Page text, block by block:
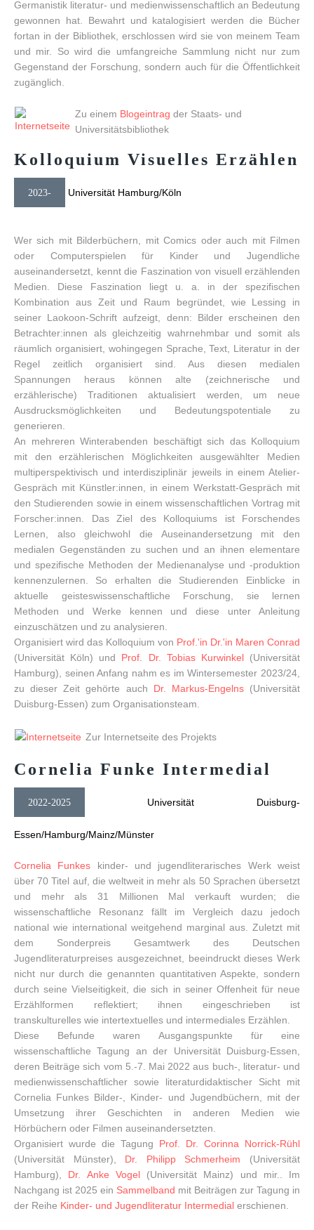
Germanistik literatur- und medienwissenschaftlich an Bedeutung
gewonnen hat. Bewahrt und katalogisiert werden die Bücher
fortan in der Bibliothek, erschlossen wird sie von meinem Team
und mir. So wird die umfangreiche Sammlung nicht nur zum
Gegenstand der Forschung, sondern auch für die Öffentlichkeit
zugänglich.
Zu einem Blogeintrag der Staats- und
Universitätsbibliothek
Kolloquium Visuelles Erzählen
2023- Universität Hamburg/Köln
Wer sich mit Bilderbüchern, mit Comics oder auch mit Filmen
oder Computerspielen für Kinder und Jugendliche
auseinandersetzt, kennt die Faszination von visuell erzählenden
Medien. Diese Faszination liegt u. a. in der spezifischen
Kombination aus Zeit und Raum begründet, wie Lessing in
seiner Laokoon-Schrift aufzeigt, denn: Bilder erscheinen den
Betrachter:innen als gleichzeitig wahrnehmbar und somit als
räumlich organisiert, wohingegen Sprache, Text, Literatur in der
Regel zeitlich organisiert sind. Aus diesen medialen
Spannungen heraus können alte (zeichnerische und
erzählerische) Traditionen aktualisiert werden, um neue
Ausdrucksmöglichkeiten und Bedeutungspotentiale zu
generieren.
An mehreren Winterabenden beschäftigt sich das Kolloquium
mit den erzählerischen Möglichkeiten ausgewählter Medien
multiperspektivisch und interdisziplinär jeweils in einem Atelier-
Gespräch mit Künstler:innen, in einem Werkstatt-Gespräch mit
den Studierenden sowie in einem wissenschaftlichen Vortrag mit
Forscher:innen. Das Ziel des Kolloquiums ist Forschendes
Lernen, also gleichwohl die Auseinandersetzung mit den
medialen Gegenständen zu suchen und an ihnen elementare
und spezifische Methoden der Medienanalyse und -produktion
kennenzulernen. So erhalten die Studierenden Einblicke in
aktuelle geisteswissenschaftliche Forschung, sie lernen
Methoden und Werke kennen und diese unter Anleitung
einzuschätzen und zu analysieren.
Organisiert wird das Kolloquium von Prof.'in Dr.'in Maren Conrad
(Universität Köln) und Prof. Dr. Tobias Kurwinkel(Universität
Hamburg), seinen Anfang nahm es im Wintersemester 2023/24,
zu dieser Zeit gehörte auch Dr. Markus-Engelns(Universität
Duisburg-Essen) zum Organisationsteam.
Zur Internetseite des Projekts
Cornelia Funke Intermedial
2022-2025 Universität Duisburg-
Essen/Hamburg/Mainz/Münster
Cornelia Funkes kinder- und jugendliterarisches Werk weist
über 70 Titel auf, die weltweit in mehr als 50 Sprachen übersetzt
und mehr als 31 Millionen Mal verkauft wurden; die
wissenschaftliche Resonanz fällt im Vergleich dazu jedoch
national wie international weitgehend marginal aus. Zuletzt mit
dem Sonderpreis Gesamtwerk des Deutschen
Jugendliteraturpreises ausgezeichnet, beeindruckt dieses Werk
nicht nur durch die genannten quantitativen Aspekte, sondern
durch seine Vielseitigkeit, die sich in seiner Offenheit für neue
Erzählformen reflektiert; ihnen eingeschrieben ist
transkulturelles wie intertextuelles und intermediales Erzählen.
Diese Befunde waren Ausgangspunkte für eine
wissenschaftliche Tagung an der Universität Duisburg-Essen,
deren Beiträge sich vom 5.-7. Mai 2022 aus buch-, literatur- und
medienwissenschaftlicher sowie literaturdidaktischer Sicht mit
Cornelia Funkes Bilder-, Kinder- und Jugendbüchern, mit der
Umsetzung ihrer Geschichten in anderen Medien wie
Hörbüchern oder Filmen auseinandersetzten.
Organisiert wurde die Tagung Prof. Dr. Corinna Norrick-Rühl
(Universität Münster), Dr. Philipp Schmerheim (Universität
Hamburg), Dr. Anke Vogel(Universität Mainz) und mir.. Im
Nachgang ist 2025 ein Sammelband mit Beiträgen zur Tagung in
der Reihe Kinder- und Jugendliteratur Intermedial erschienen.